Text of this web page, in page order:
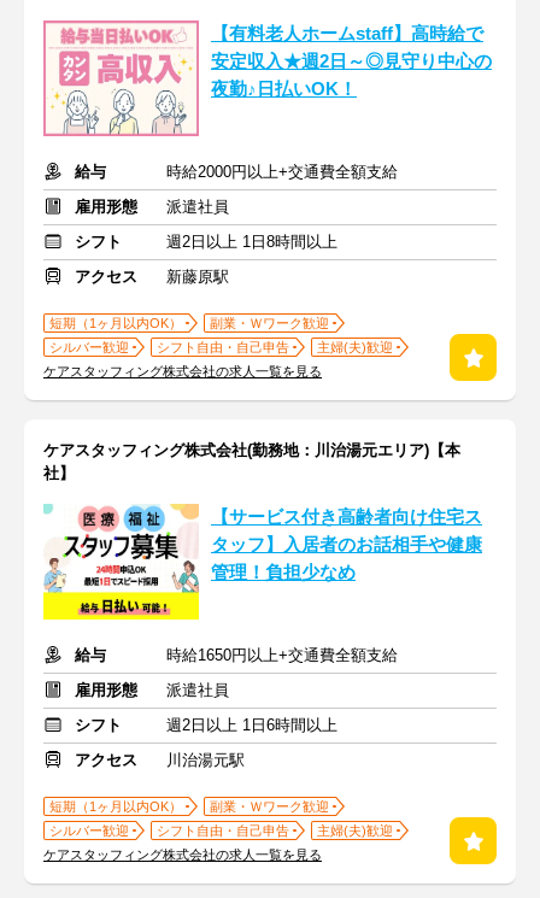
【有料老人ホームstaff】高時給で
安定収入★週2日～◎見守り中心の
夜勤♪日払いOK！
給与
時給2000円以上+交通費全額支給
雇用形態
派遣社員
シフト
週2日以上 1日8時間以上
アクセス
新藤原駅
短期（1ヶ月以内OK）
副業・Ｗワーク歓迎
シルバー歓迎
シフト自由・自己申告
主婦(夫)歓迎
ケアスタッフィング株式会社の求人一覧を見る
ケアスタッフィング株式会社(勤務地：川治湯元エリア)【本
社】
【サービス付き高齢者向け住宅ス
タッフ】入居者のお話相手や健康
管理！負担少なめ
給与
時給1650円以上+交通費全額支給
雇用形態
派遣社員
シフト
週2日以上 1日6時間以上
アクセス
川治湯元駅
短期（1ヶ月以内OK）
副業・Ｗワーク歓迎
シルバー歓迎
シフト自由・自己申告
主婦(夫)歓迎
ケアスタッフィング株式会社の求人一覧を見る